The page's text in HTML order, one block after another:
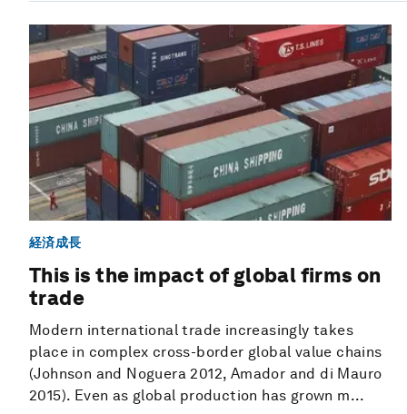
経済成長
This is the impact of global firms on
trade
Modern international trade increasingly takes
place in complex cross-border global value chains
(Johnson and Noguera 2012, Amador and di Mauro
2015). Even as global production has grown m...